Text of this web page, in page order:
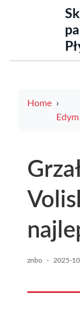
Home
Edym
znbo · 2025-